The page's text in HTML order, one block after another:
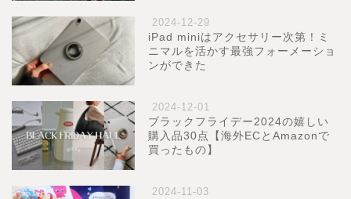
2024-12-29
iPad miniはアクセサリー次第！ミ
ニマルを活かす最強フォーメーショ
ンができた
2024-12-01
ブラックフライデー2024の嬉しい
購入品30点【海外ECとAmazonで
買ったもの】
2024-11-03